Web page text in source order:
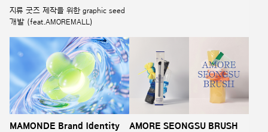
지류 굿즈 제작을 위한 graphic seed
개발 (feat.AMOREMALL)
MAMONDE Brand Identity
AMORE SEONGSU BRUSH